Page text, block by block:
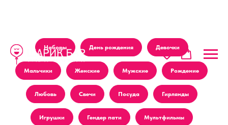
Наборы День рождения Девочки
Мальчики Женские Мужские Рождение
Любовь Свечи Посуда Гирлянды
Игрушки Гендер пати Мультфильмы